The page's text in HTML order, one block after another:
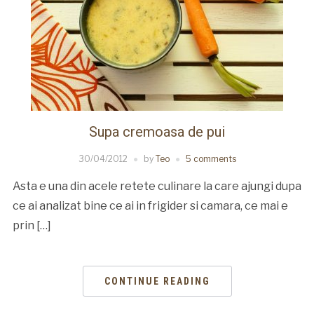
Supa cremoasa de pui
30/04/2012 by Teo 5 comments
Asta e una din acele retete culinare la care ajungi dupa
ce ai analizat bine ce ai in frigider si camara, ce mai e
prin […]
CONTINUE READING